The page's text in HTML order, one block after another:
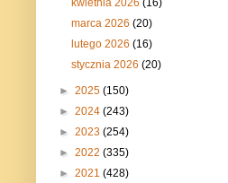
kwietnia 2026(16)
marca 2026(20)
lutego 2026(16)
stycznia 2026(20)
► 2025 (150)
► 2024 (243)
► 2023 (254)
► 2022 (335)
► 2021 (428)